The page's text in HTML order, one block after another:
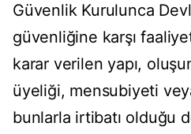
Güvenlik Kurulunca
güvenliğine karşı
karar verilen yapı,
üyeliği, mensubiyeti
bunlarla irtibatı olduğu